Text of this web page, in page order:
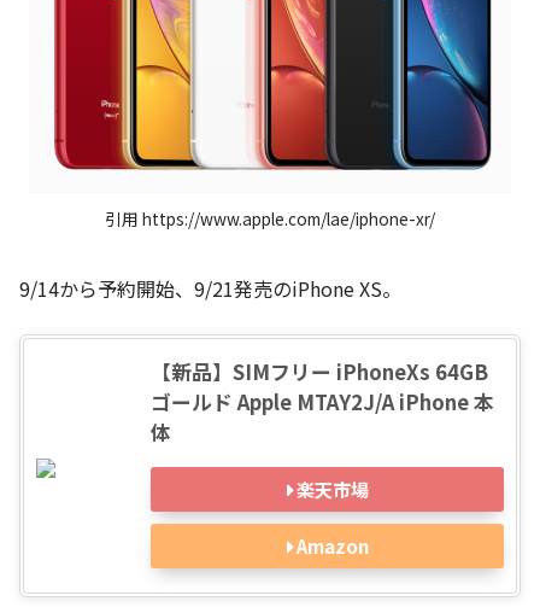
引用 https://www.apple.com/lae/iphone-xr/
9/14から予約開始、9/21発売のiPhone XS。
【新品】SIMフリー iPhoneXs 64GB
ゴールド Apple MTAY2J/A iPhone 本
体
楽天市場
Amazon